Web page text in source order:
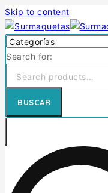
Skip to content
Search for:
BUSCAR